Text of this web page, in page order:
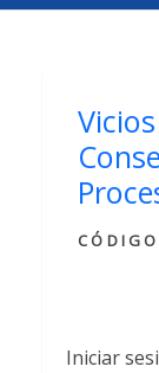
Iniciar